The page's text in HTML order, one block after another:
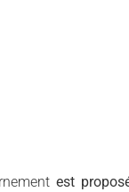
est